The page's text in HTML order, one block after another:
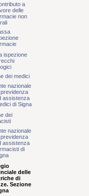
a
delle
non
ispezione
dei medici
nazionale
assistenza
di Signa
dei
nazionale
assistenza
di
delle
di
Sezione